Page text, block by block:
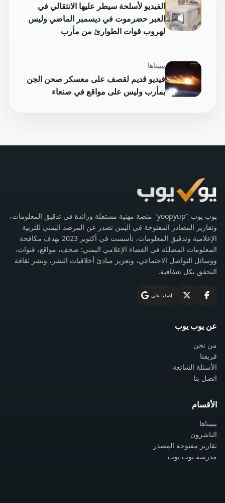
الفيديو لأسلحة سيطر عليها الانتقالي في
العبر حضرموت في ديسمبر الماضي وليس
لهروب قوات الطوارئ من مأرب
يبيبناها
فيديو قديم لقصف على معسكر صحن الجن
بمأرب وليس على مواقع في صنعاء
يوب يوب "yoopyup" منصة مهنية مستقلة ورائدة في تدقيق المعلومات،
وتقارير المصادر المفتوحة في اليمن تصدر عن المرصد اليمني للتربية
الإعلامية وتدقيق المعلومات، تأسست في أكتوبر 2023 بهدف مكافحة
المعلومات المضللة في الفضاء الإعلامي اليمني: صحف، مواقع، قنوات،
ووسائل التواصل الاجتماعي، وتعزيز مبادئ أخلاقيات النشر، ونشر ثقافة
التحقق بكل شفافية.
اضفنا على
عن يوب يوب
من نحن
فريقنا
الأسئلة الشائعة
اتصل بنا
الأقسام
يبيبناها
الناشرون
تقارير مفتوحة المصدر
مدرسة يوب يوب